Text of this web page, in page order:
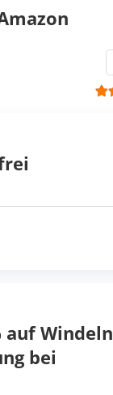
auf Windeln
bei